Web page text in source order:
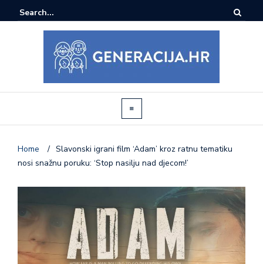
Home / Slavonski igrani film ‘Adam’ kroz ratnu tematiku
nosi snažnu poruku: ‘Stop nasilju nad djecom!’